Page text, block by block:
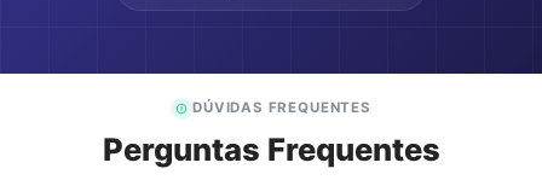
DÚVIDAS FREQUENTES
Perguntas Frequentes